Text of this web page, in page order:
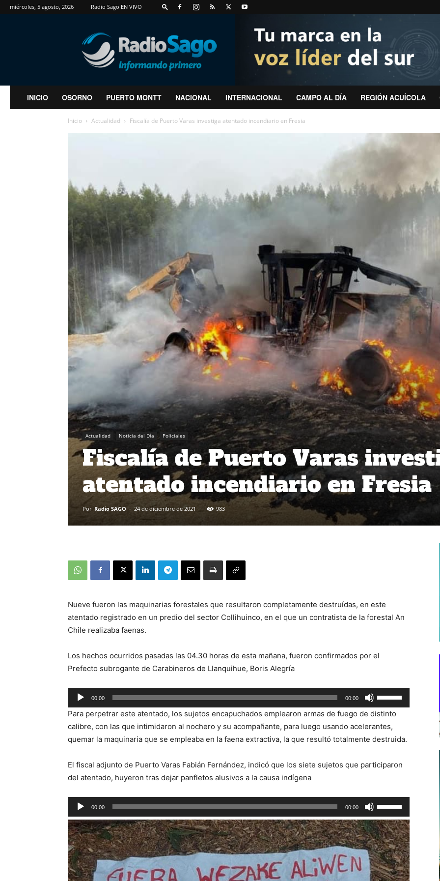
miércoles, 5 agosto, 2026 Radio Sago EN VIVO
RadioSago
INICIO OSORNO PUERTO MONTT NACIONAL INTERNACIONAL CAMPO AL DÍA REGIÓN ACUÍCOLA
Inicio Actualidad Fiscalía de Puerto Varas investiga atentado incendiario en Fresia
Actualidad Noticia del Día Policiales
Fiscalía de Puerto Varas
atentado incendiario en Fresia
Por Radio SAGO - 24 de diciembre de 2021 983
Nueve fueron las maquinarias forestales que resultaron completamente destruídas, en este
atentado registrado en un predio del sector Collihuinco, en el que un contratista de la forestal An
Chile realizaba faenas.
Los hechos ocurridos pasadas las 04.30 horas de esta mañana, fueron confirmados por el
Prefecto subrogante de Carabineros de Llanquihue, Boris Alegría
Reproductor
de
audio
00:00 00:00
las
teclas
de
flecha
para
o
disminuir
el
volumen.
Para perpetrar este atentado, los sujetos encapuchados emplearon armas de fuego de distinto
calibre, con las que intimidaron al nochero y su acompañante, para luego usando acelerantes,
quemar la maquinaria que se empleaba en la faena extractiva, la que resultó totalmente destruida.
El fiscal adjunto de Puerto Varas Fabián Fernández, indicó que los siete sujetos que participaron
del atentado, huyeron tras dejar panfletos alusivos a la causa indígena
Reproductor
de
audio
00:00 00:00
las
teclas
de
flecha
arriba/abajo
para